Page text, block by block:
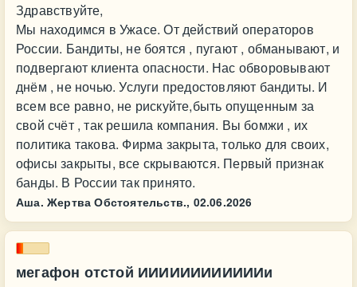
Здравствуйте,
Мы находимся в Ужасе. От действий операторов
России. Бандиты, не боятся , пугают , обманывают, и
подвергают клиента опасности. Нас обворовывают
днём , не ночью. Услуги предостовляют бандиты. И
всем все равно, не рискуйте,быть опущенным за
свой счёт , так решила компания. Вы бомжи , их
политика такова. Фирма закрыта, только для своих,
офисы закрыты, все скрываются. Первый признак
банды. В России так принято.
Аша. Жертва Обстоятельств., 02.06.2026
мегафон отстой ИИИИИИИИИИИИи